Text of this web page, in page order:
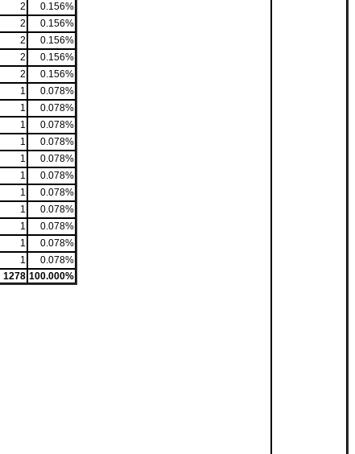
2
0.156%
2
0.156%
2
0.156%
2
0.156%
2
0.156%
1
0.078%
1
0.078%
1
0.078%
1
0.078%
1
0.078%
1
0.078%
1
0.078%
1
0.078%
1
0.078%
1
0.078%
1
0.078%
1278 100.000%